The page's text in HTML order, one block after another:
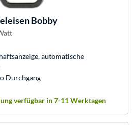
Bobby
automatische
Durchgang
verfügbar in 7-11 Werktagen